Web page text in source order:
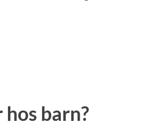
barn?